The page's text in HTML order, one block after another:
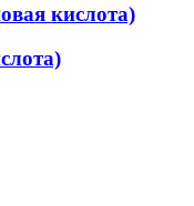
кислота)